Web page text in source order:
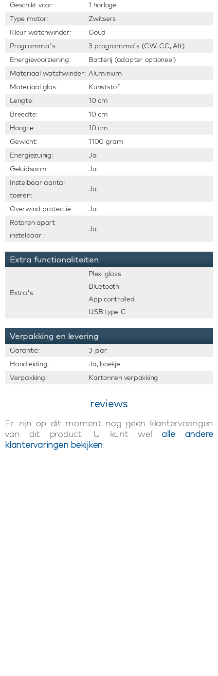
Geschikt voor:
1 horloge
Type motor:
Zwitsers
Kleur watchwinder:
Goud
Programma’s:
3 programma’s (CW, CC, Alt)
Energievoorziening:
Batterij (adapter optioneel)
Materiaal watchwinder: Aluminium
Materiaal glas:
Kunststof
Lengte:
10 cm
Breedte:
10 cm
Hoogte:
10 cm
Gewicht:
1100 gram
Energiezuinig:
Ja
Geluidsarm:
Ja
Instelbaar aantal
toeren:
Ja
Overwind protectie:
Ja
Rotoren apart
instelbaar :
Ja
Extra functionaliteiten
Extra's:
Plexi glass
Bluetooth
App controlled
USB type C
Verpakking en levering
Garantie:
3 jaar
Handleiding:
Ja, boekje
Verpakking:
Kartonnen verpakking
reviews
Er zijn op dit moment nog geen klantervaringen
van dit product. U kunt wel alle andere
klantervaringen bekijken.